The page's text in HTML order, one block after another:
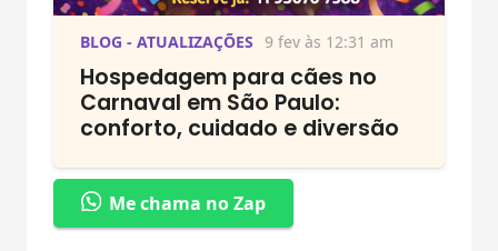
BLOG - ATUALIZAÇÕES 9 fev às 12:31 am
Hospedagem para cães no
Carnaval em São Paulo:
conforto, cuidado e diversão
Me chama no Zap